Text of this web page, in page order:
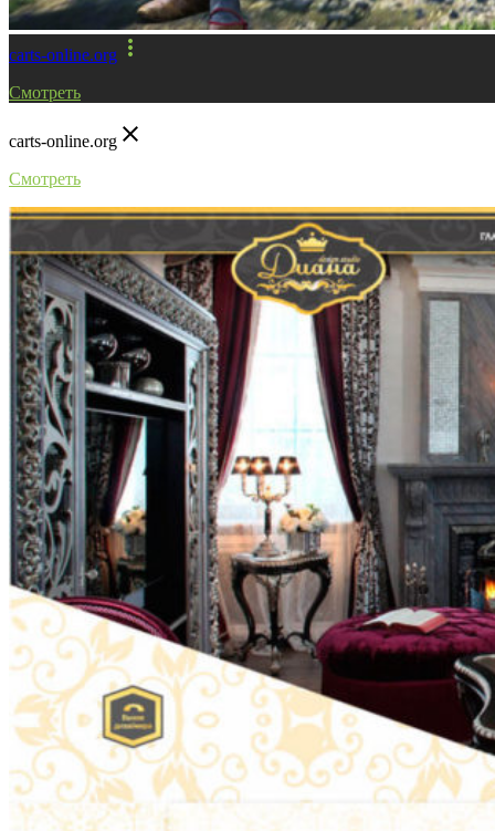
carts-online.org more_vert
Смотреть
carts-online.org close
Смотреть